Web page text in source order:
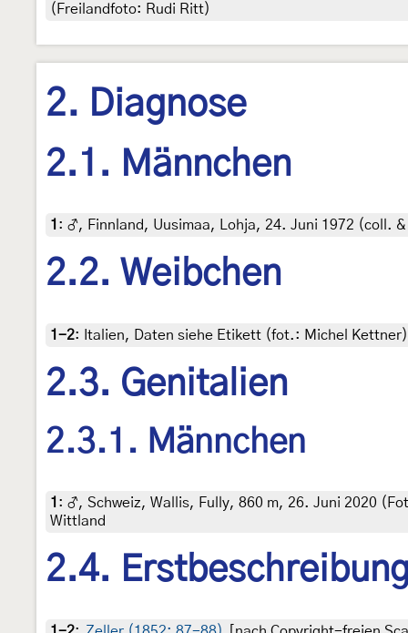
(Freilandfoto: Rudi Ritt)
2. Diagnose
2.1. Männchen
1 : ♂, Finnland, Uusimaa, Lohja, 24. Juni 1972 (coll.
2.2. Weibchen
1-2: Italien, Daten siehe Etikett (fot.: Michel
2.3. Genitalien
2.3.1. Männchen
1 : ♂, Schweiz, Wallis, Fully, 860 m, 26. Juni 2020
Wittland
2.4.